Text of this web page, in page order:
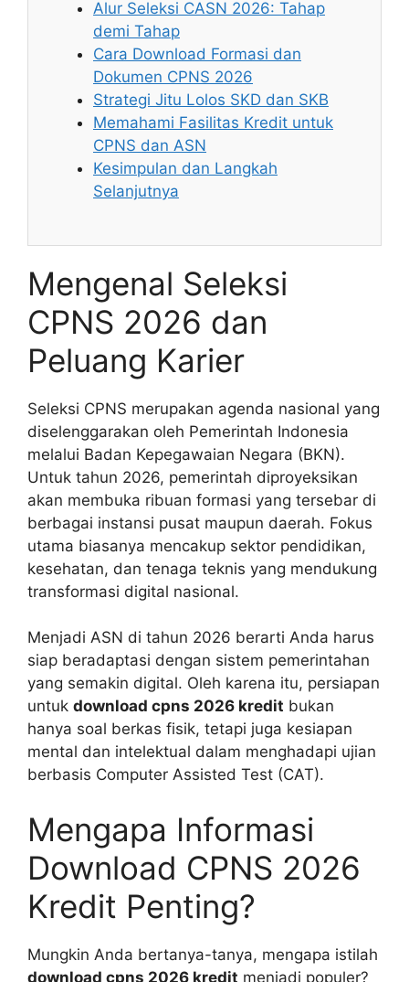
Alur Seleksi CASN 2026: Tahap
demi Tahap
Cara Download Formasi dan
Dokumen CPNS 2026
Strategi Jitu Lolos SKD dan SKB
Memahami Fasilitas Kredit untuk
CPNS dan ASN
Kesimpulan dan Langkah
Selanjutnya
Mengenal Seleksi
CPNS 2026 dan
Peluang Karier
Seleksi CPNS merupakan agenda nasional yang
diselenggarakan oleh Pemerintah Indonesia
melalui Badan Kepegawaian Negara (BKN).
Untuk tahun 2026, pemerintah diproyeksikan
akan membuka ribuan formasi yang tersebar di
berbagai instansi pusat maupun daerah. Fokus
utama biasanya mencakup sektor pendidikan,
kesehatan, dan tenaga teknis yang mendukung
transformasi digital nasional.
Menjadi ASN di tahun 2026 berarti Anda harus
siap beradaptasi dengan sistem pemerintahan
yang semakin digital. Oleh karena itu, persiapan
untuk download cpns 2026 kredit bukan
hanya soal berkas fisik, tetapi juga kesiapan
mental dan intelektual dalam menghadapi ujian
berbasis Computer Assisted Test (CAT).
Mengapa Informasi
Download CPNS 2026
Kredit Penting?
Mungkin Anda bertanya-tanya, mengapa istilah
download cpns 2026 kredit menjadi populer?